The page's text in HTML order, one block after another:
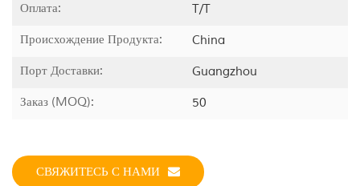
Оплата:
T/T
Происхождение Продукта:
China
Порт Доставки:
Guangzhou
Заказ (MOQ):
50
СВЯЖИТЕСЬ С НАМИ